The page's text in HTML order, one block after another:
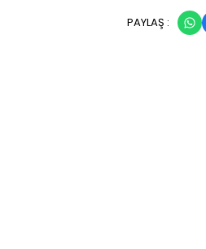
PAYLAŞ :